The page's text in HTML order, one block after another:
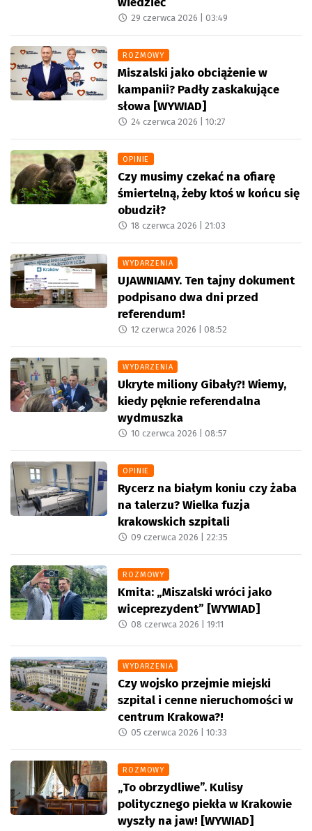
29 czerwca 2026 |03:49
ROZMOWY
Miszalski jako obciążenie w
kampanii? Padły zaskakujące
słowa [WYWIAD]
24 czerwca 2026 |10:27
OPINIE
Czy musimy czekać na ofiarę
śmiertelną, żeby ktoś w końcu się
obudził?
18 czerwca 2026 | 21:03
WYDARZENIA
UJAWNIAMY. Ten tajny dokument
podpisano dwa dni przed
referendum!
12 czerwca 2026 |08:52
WYDARZENIA
Ukryte miliony Gibały?! Wiemy,
kiedy pęknie referendalna
wydmuszka
10 czerwca 2026 |08:57
OPINIE
Rycerz na białym koniu czy żaba
na talerzu? Wielka fuzja
krakowskich szpitali
09 czerwca 2026 | 22:35
ROZMOWY
Kmita: „Miszalski wróci jako
wiceprezydent” [WYWIAD]
08 czerwca 2026 |19:11
WYDARZENIA
Czy wojsko przejmie miejski
szpital i cenne nieruchomości w
centrum Krakowa?!
05 czerwca 2026 |10:33
ROZMOWY
„To obrzydliwe”. Kulisy
politycznego piekła w Krakowie
wyszły na jaw! [WYWIAD]